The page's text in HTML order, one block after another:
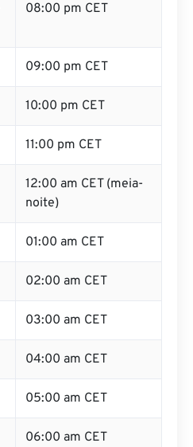
08:00 pm CET
09:00 pm CET
10:00 pm CET
11:00 pm CET
12:00 am CET (meia-
noite)
01:00 am CET
02:00 am CET
03:00 am CET
04:00 am CET
05:00 am CET
06:00 am CET